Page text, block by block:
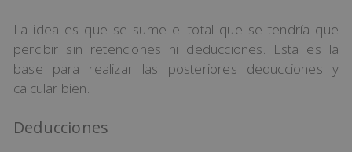
La idea es que se sume el total que se tendría que
percibir sin retenciones ni deducciones. Esta es la
base para realizar las posteriores deducciones y
calcular bien.
Deducciones